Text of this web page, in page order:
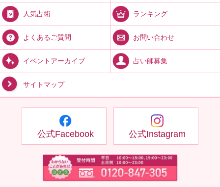
人気占術 ランキング
よくあるご質問 お問い合わせ
イベントアーカイブ 占い師募集
サイトマップ
公式Facebook 公式Instagram